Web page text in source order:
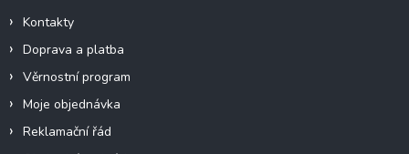
Kontakty
Doprava a platba
Věrnostní program
Moje objednávka
Reklamační řád